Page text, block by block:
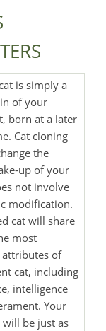
is simply a
of your
born at a later
Cat cloning
the
up of your
not involve
modification.
cat will share
most
of
cat, including
intelligence
Your
will be just as